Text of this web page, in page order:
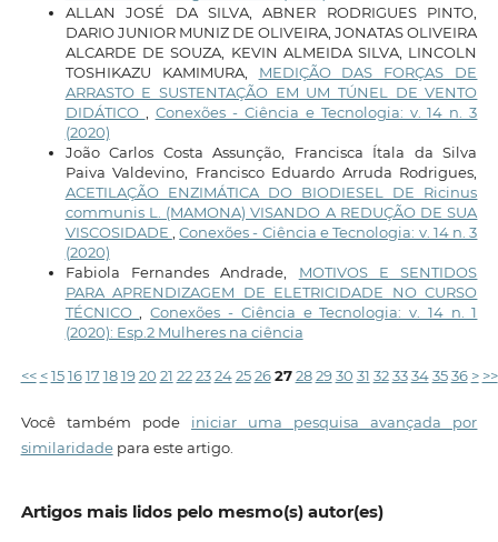
ALLAN JOSÉ DA SILVA, ABNER RODRIGUES PINTO,
DARIO JUNIOR MUNIZ DE OLIVEIRA, JONATAS OLIVEIRA
ALCARDE DE SOUZA, KEVIN ALMEIDA SILVA, LINCOLN
TOSHIKAZU KAMIMURA, MEDIÇÃO DAS FORÇAS DE
ARRASTO E SUSTENTAÇÃO EM UM TÚNEL DE VENTO
DIDÁTICO , Conexões - Ciência e Tecnologia: v. 14 n. 3
(2020)
João Carlos Costa Assunção, Francisca Ítala da Silva
Paiva Valdevino, Francisco Eduardo Arruda Rodrigues,
ACETILAÇÃO ENZIMÁTICA DO BIODIESEL DE Ricinus
communis L. (MAMONA) VISANDO A REDUÇÃO DE SUA
VISCOSIDADE ,Conexões - Ciência e Tecnologia: v. 14 n. 3
(2020)
Fabiola Fernandes Andrade, MOTIVOS E SENTIDOS
PARA APRENDIZAGEM DE ELETRICIDADE NO CURSO
TÉCNICO,Conexões - Ciência e Tecnologia: v. 14 n. 1
(2020): Esp.2 Mulheres na ciência
<< < 15 16 17 18 19 20 21 22 23 24 25 26 27 28 29 30 31 32 33 34 35 36 > >>
Você também pode iniciar uma pesquisa avançada por
similaridadepara este artigo.
Artigos mais lidos pelo mesmo(s) autor(es)